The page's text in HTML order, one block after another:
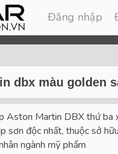
Đăng nhập
dbx màu golden
Aston Martin DBX thứ ba
sơn độc nhất, thuộc sở
ngành mỹ phẩm